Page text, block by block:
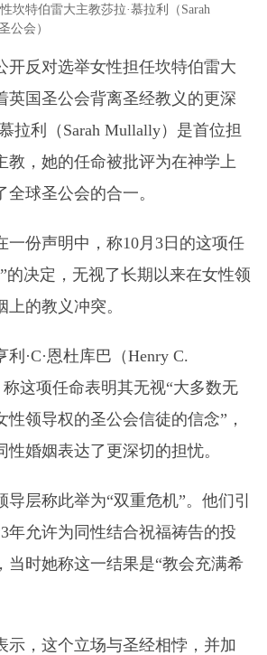
坎特伯雷大主教莎拉·慕拉利（Sarah
公会）
开反对选举女性担任坎特伯雷大
英国圣公会背离圣经教义的更深
拉利（Sarah Mullally）是首位担
教，她的任命被批评为在神学上
球圣公会的合一。
一份声明中，称10月3日的这项任
的决定，无视了长期以来在女性领
的教义冲突。
·C·恩杜库巴（Henry C.
称这项任命表明其无视“大多数无
领导权的圣公会信徒的信念”，
性婚姻表达了更深切的担忧。
导层称此举为“双重危机”。他们引
年允许为同性结合祝福祷告的投
当时她称这一结果是“教会充满希
示，这个立场与圣经相悖，并加